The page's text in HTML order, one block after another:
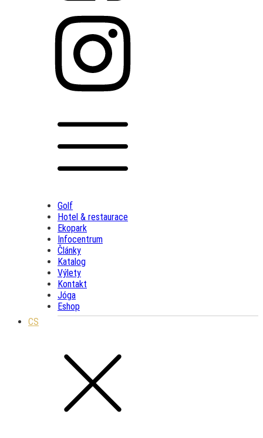
Golf
Hotel & restaurace
Ekopark
Infocentrum
Články
Katalog
Výlety
Kontakt
Jóga
Eshop
CS